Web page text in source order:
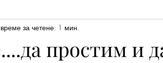
простим и
време за четене: 1 мин.